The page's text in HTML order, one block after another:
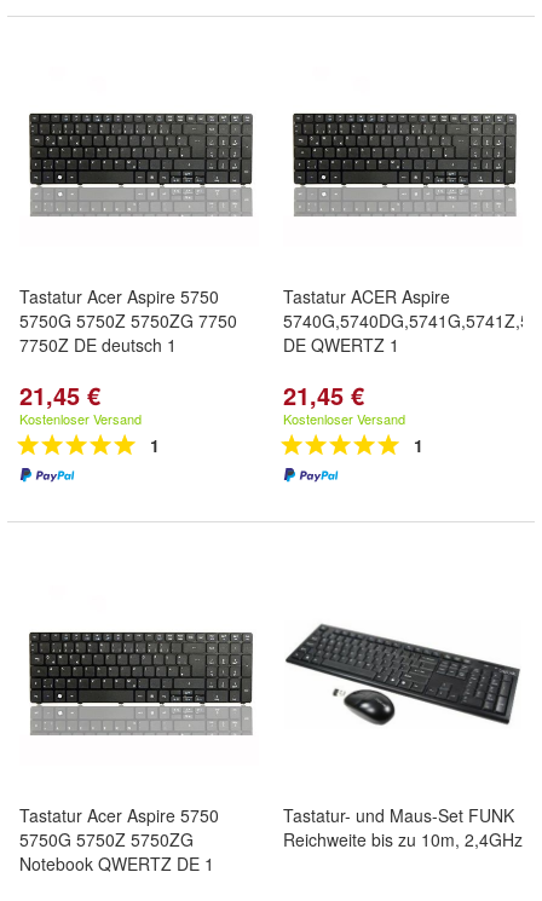
Tastatur Acer Aspire 5750
5750G 5750Z 5750ZG 7750
7750Z DE deutsch 1
21,45 €
Kostenloser Versand
1
Tastatur ACER Aspire
DE QWERTZ 1
21,45 €
Kostenloser Versand
1
Tastatur Acer Aspire 5750
5750G 5750Z 5750ZG
Notebook QWERTZ DE 1
Tastatur- und Maus-Set FUNK
Reichweite bis zu 10m, 2,4GHz